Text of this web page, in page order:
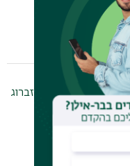
MA איילת גינזברוג